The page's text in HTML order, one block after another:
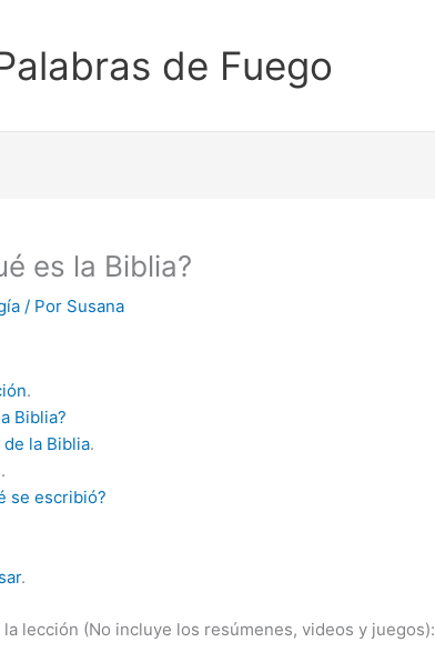
de Fuego
es la Biblia?
/ Por Susana
.
Biblia?
la Biblia.
.
se escribió?
.
la lección (No incluye los resúmenes, videos y juegos):